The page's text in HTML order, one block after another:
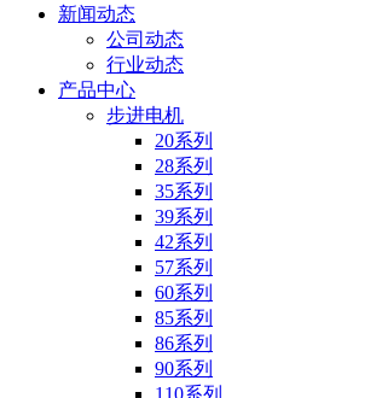
新闻动态
公司动态
行业动态
产品中心
步进电机
20系列
28系列
35系列
39系列
42系列
57系列
60系列
85系列
86系列
90系列
110系列